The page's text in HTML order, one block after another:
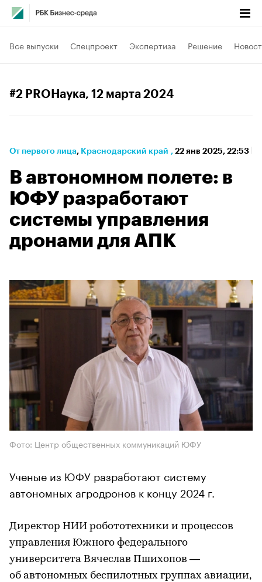
Все выпуски Спецпроект Экспертиза Решение
#2 PROНаука, 12 марта 2024
От первого лица⁠, Краснодарский край , 22 янв 2025, 22:53
В автономном полете: в
ЮФУ разработают
системы управления
дронами для АПК
Фото: Центр общественных коммуникаций ЮФУ
Ученые из ЮФУ разработают систему
автономных агродронов к концу 2024 г.
Директор НИИ робототехники и процессов
управления Южного федерального
университета Вячеслав Пшихопов —
об автономных беспилотных группах авиации,